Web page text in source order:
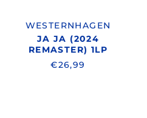
WESTERNHAGEN
JA JA (2024
REMASTER) 1LP
€26,99